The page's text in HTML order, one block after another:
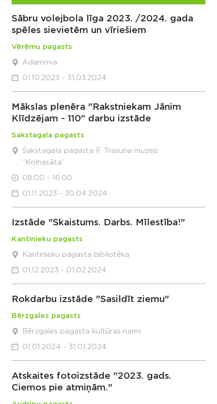
Sābru volejbola līga 2023. /2024. gada
spēles sievietēm un vīriešiem
Vērēmu pagasts
Adamova
01.10.2023 - 31.03.2024
Mākslas plenēra "Rakstniekam Jānim
Klīdzējam - 110" darbu izstāde
Sakstagala pagasts
Sakstagala pagasta F. Trasuna muzejs
“Kolnasāta”
08:00 - 16:00
01.11.2023 - 30.04.2024
Izstāde "Skaistums. Darbs. Mīlestība!"
Kantinieku pagasts
Kantinieku pagasta bibliotēka
01.12.2023 - 01.02.2024
Rokdarbu izstāde "Sasildīt ziemu"
Bērzgales pagasts
Bērzgales pagasta kultūras nams
01.01.2024 - 31.01.2024
Atskaites fotoizstāde "2023. gads.
Ciemos pie atmiņām."